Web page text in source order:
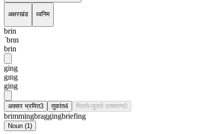
अक्षरखंड ध्वनिम
brin
ˈbrɪn
brin
ging
gɪng
ging
अक्सर भ्रमित3 तुकांत4 मिलते-जुलते उच्चारण0
brimmingbraggingbriefing
Noun (1)